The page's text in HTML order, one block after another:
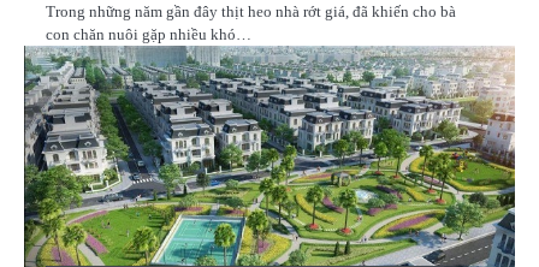
Trong những năm gần đây thịt heo nhà rớt giá, đã khiến cho bà
con chăn nuôi gặp nhiều khó…